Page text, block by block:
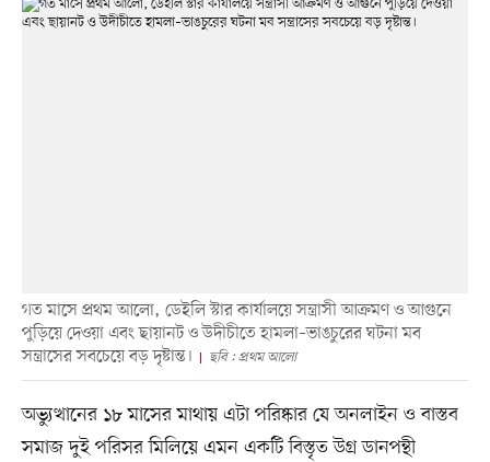
গত মাসে প্রথম আলো, ডেইলি স্টার কার্যালয়ে সন্ত্রাসী আক্রমণ ও আগুনে
পুড়িয়ে দেওয়া এবং ছায়ানট ও উদীচীতে হামলা–ভাঙচুরের ঘটনা মব
সন্ত্রাসের সবচেয়ে বড় দৃষ্টান্ত।
ছবি : প্রথম আলো
অভ্যুত্থানের ১৮ মাসের মাথায় এটা পরিষ্কার যে অনলাইন ও বাস্তব
সমাজ দুই পরিসর মিলিয়ে এমন একটি বিস্তৃত উগ্র ডানপন্থী